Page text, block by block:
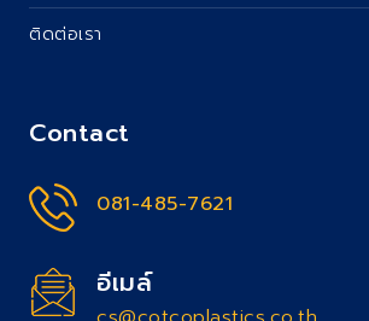
ติดต่อเรา
Contact
081-485-7621
อีเมล์